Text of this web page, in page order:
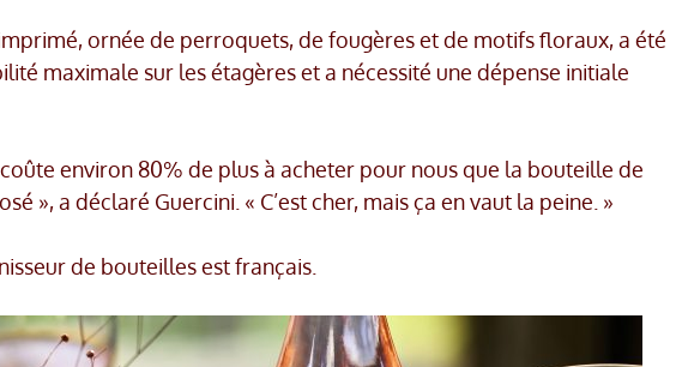
ornée de perroquets, de fougères et de motifs floraux, a été
maximale sur les étagères et a nécessité une dépense initiale
environ 80% de plus à acheter pour nous que la bouteille de
», a déclaré Guercini. « C’est cher, mais ça en vaut la peine. »
de bouteilles est français.